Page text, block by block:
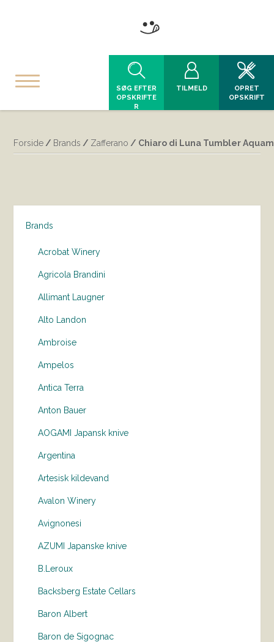
SØG EFTER
OPSKRIFTE
R
TILMELD
OPRET
OPSKRIFT
Forside / Brands / Zafferano / Chiaro di Luna Tumbler
Brands
Acrobat Winery
Agricola Brandini
Allimant Laugner
Alto Landon
Ambroise
Ampelos
Antica Terra
Anton Bauer
AOGAMI Japansk knive
Argentina
Artesisk kildevand
Avalon Winery
Avignonesi
AZUMI Japanske knive
B.Leroux
Backsberg Estate Cellars
Baron Albert
Baron de Sigognac